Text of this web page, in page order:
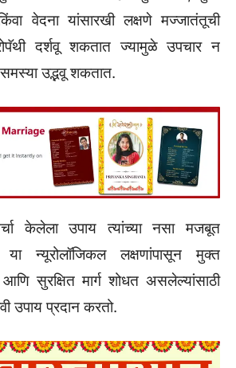
वेदना यांसारखी लक्षणे मज्जातंतूची
दर्शवू शकतात ज्यामुळे उपचार न
उद्भवू शकतात.
केलेला उपाय त्यांच्या नसा मजबूत
न्यूरोलॉजिकल लक्षणांपासून मुक्त
आणि सुरक्षित मार्ग शोधत असलेल्यांसाठी
उपाय प्रदान करतो.